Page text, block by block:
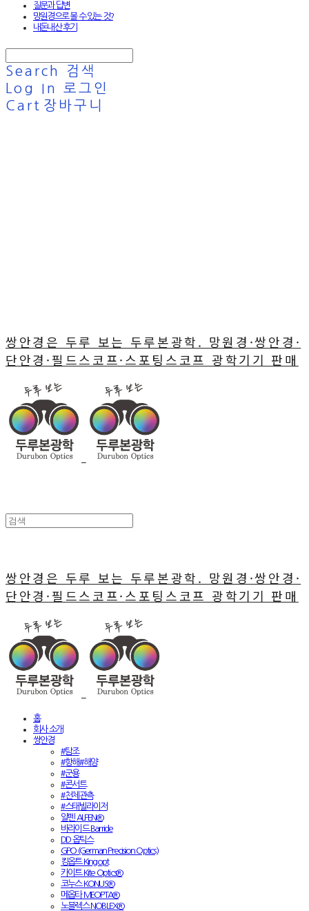
질문과 답변
망원경으로 볼 수 있는 것?
내돈내산 후기
Search
검색
Log In
로그인
Cart 장바구니
쌍안경은 두루 보는 두루본광학. 망원경·쌍안경·
단안경·필드스코프·스포팅스코프 광학기기 판매
쌍안경은 두루 보는 두루본광학. 망원경·쌍안경·
단안경·필드스코프·스포팅스코프 광학기기 판매
홈
회사 소개
쌍안경
#탐조
#항해#해양
#군용
#콘서트
#천체관측
#스태빌라이저
알펜 ALPEN®
바라이드 Barride
DD 옵틱스
GPO (German Precision Optics)
킹옵트 Kingopt
카이트 Kite Optics®
코누스 KONUS®
메옵타 MEOPTA®
노블렉스 NOBLEX®